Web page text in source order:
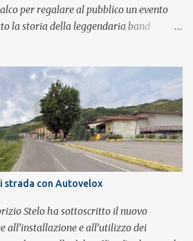
per regalare al pubblico un evento
la storia della leggendaria band
e l'energia del celebre gruppo. Lo
dei festeggiamenti in onore di
della città. La formazione sul palco è
alla batteria e voce, Fabrizio
Giampieri alla chitarra e voce, e
Vinci è la voce scelta direttamente da
per il musical We Will Rock You.
strada con Autovelox
Stelo ha sottoscritto il nuovo
all’installazione e all’utilizzo dei